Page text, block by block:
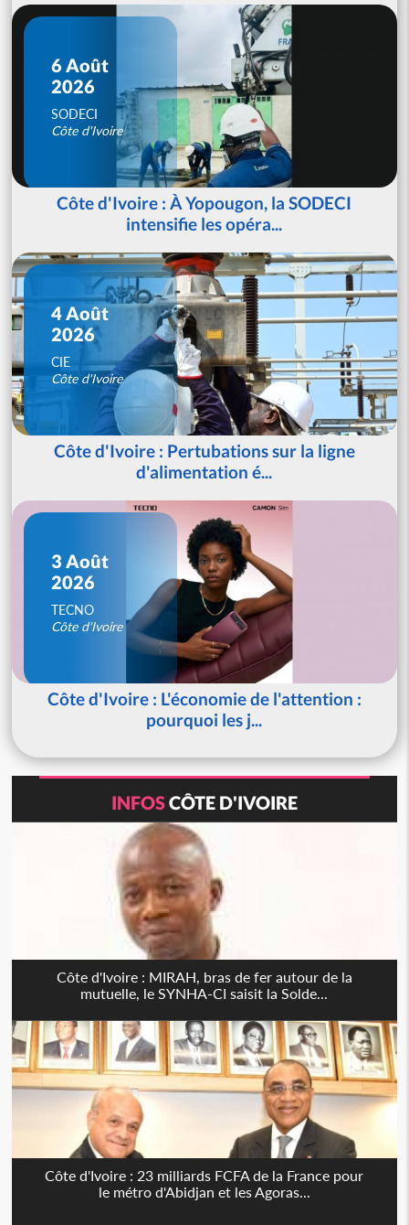
6 Août
2026
SODECI
Côte d'Ivoire
Côte d'Ivoire : À Yopougon, la SODECI
intensifie les opéra...
4 Août
2026
CIE
Côte d'Ivoire
Côte d'Ivoire : Pertubations sur la ligne
d'alimentation é...
3 Août
2026
TECNO
Côte d'Ivoire
Côte d'Ivoire : L'économie de l'attention :
pourquoi les j...
INFOSCÔTE D'IVOIRE
Côte d'Ivoire : MIRAH, bras de fer autour de la
mutuelle, le SYNHA-CI saisit la Solde...
Côte d'Ivoire : 23 milliards FCFA de la France pour
le métro d'Abidjan et les Agoras...